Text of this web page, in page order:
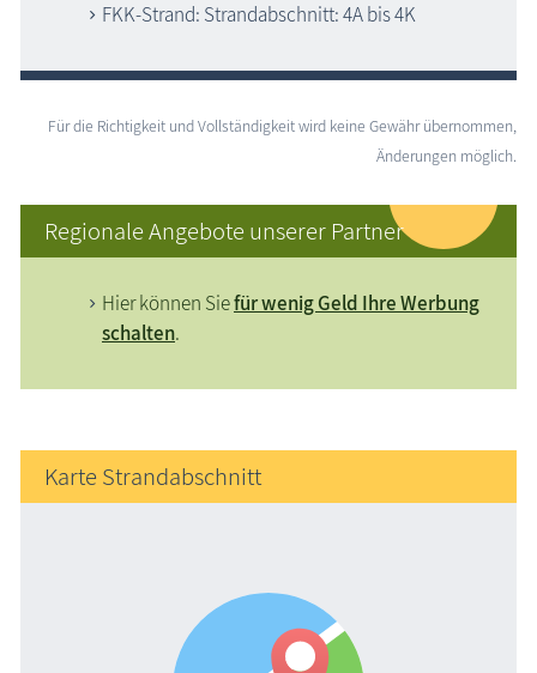
FKK-Strand: Strandabschnitt: 4A bis 4K
Für die Richtigkeit und Vollständigkeit wird keine Gewähr übernommen,
Änderungen möglich.
Regionale Angebote unserer Partner
Hier können Siefür wenig Geld Ihre Werbung
schalten.
Karte Strandabschnitt